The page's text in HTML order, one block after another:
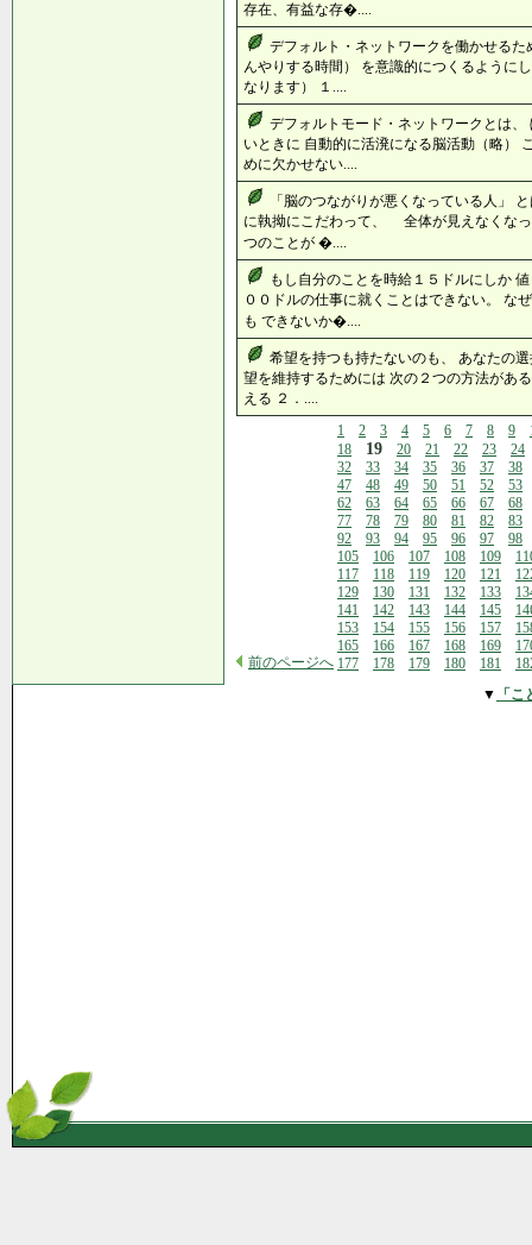
存在、有益な存�....
デフォルト・ネットワークを働かせる
んやりする時間） を意識的につくるように
なります） １....
デフォルトモード・ネットワークとは
いときに 自動的に活溌になる脳活動（略）
めに欠かせない....
「脳のつながりが悪くなっている人」
に執拗にこだわって、 全体が見えなくな
つのことが �....
もし自分のことを時給１５ドルにしか
００ドルの仕事に就くことはできない。 な
も できないか�....
希望を持つも持たないのも、 あなたの
望を維持するためには 次の２つの方法があ
える ２．....
前のページへ
1 2 3 4 5 6 7 8 9
18
19 20 21 22 23
24
32
33 34 35 36 37
38
47
48 49 50 51 52
53
62
63 64 65 66 67
68
77
78 79 80 81 82
83
92
93 94 95 96 97
98
105
106 107 108 109
117
118 119 120 121
129
130 131 132 133
141
142 143 144 145
153
154 155 156 157
165
166 167 168 169
177
178 179 180 181
▼
「